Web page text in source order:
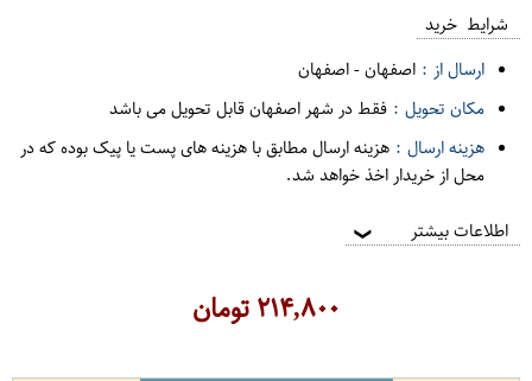
شرایط خرید
ارسال از : اصفهان-اصفهان
مکان تحویل : فقط در شهر اصفهان قابل تحویل می باشد
هزینه ارسال : هزینه ارسال مطابق با هزینه های پست یا پیک بوده که در
محل از خریدار اخذ خواهد شد.
اطلاعات بیشتر ❯
۲۱۴,۸۰۰تومان